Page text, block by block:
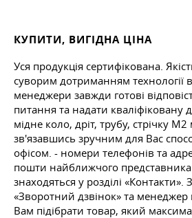
КУПИТИ, ВИГІДНА ЦІНА
Уся продукція сертифікована.
суворим дотриманням технології
менеджери завжди готові
питання та надати кваліфіковану
мідне коло, дріт, трубу, стрічку
зв'язавшись зручним для Вас
офісом. - номери телефонів та
пошти найближчого представника
знаходяться у розділі «Контакти».
«Зворотний дзвінок» та
Вам підібрати товар, який